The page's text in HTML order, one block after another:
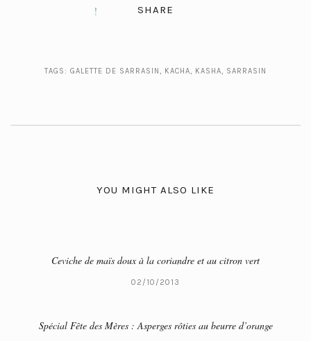
SHARE
TAGS: GALETTE DE SARRASIN, KACHA, KASHA, SARRASIN
YOU MIGHT ALSO LIKE
Ceviche de maïs doux à la coriandre et au citron vert
02/10/2013
Spécial Fête des Mères : Asperges rôties au beurre d’orange